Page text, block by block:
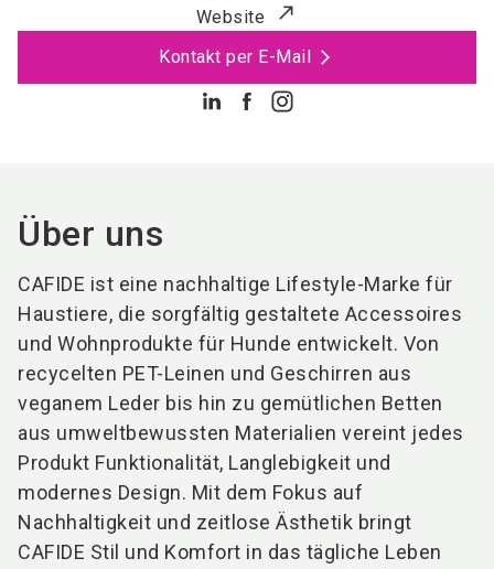
Website
Kontakt per E-Mail
Über uns
CAFIDE ist eine nachhaltige Lifestyle-Marke für
Haustiere, die sorgfältig gestaltete Accessoires
und Wohnprodukte für Hunde entwickelt. Von
recycelten PET-Leinen und Geschirren aus
veganem Leder bis hin zu gemütlichen Betten
aus umweltbewussten Materialien vereint jedes
Produkt Funktionalität, Langlebigkeit und
modernes Design. Mit dem Fokus auf
Nachhaltigkeit und zeitlose Ästhetik bringt
CAFIDE Stil und Komfort in das tägliche Leben